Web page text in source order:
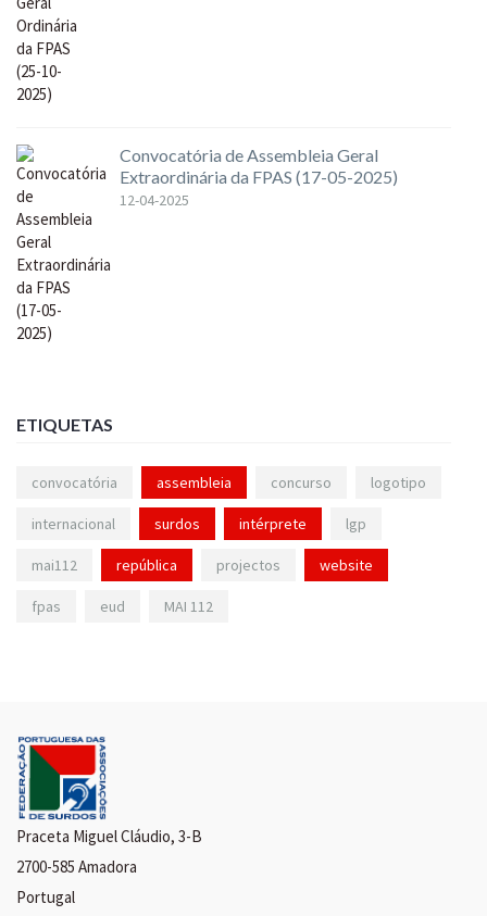
Convocatória de Assembleia Geral
Extraordinária da FPAS (17-05-2025)
12-04-2025
ETIQUETAS
convocatória assembleia concurso logotipo
internacional surdos intérprete lgp
mai112 república projectos website
fpas eud MAI 112
Praceta Miguel Cláudio, 3-B
2700-585 Amadora
Portugal